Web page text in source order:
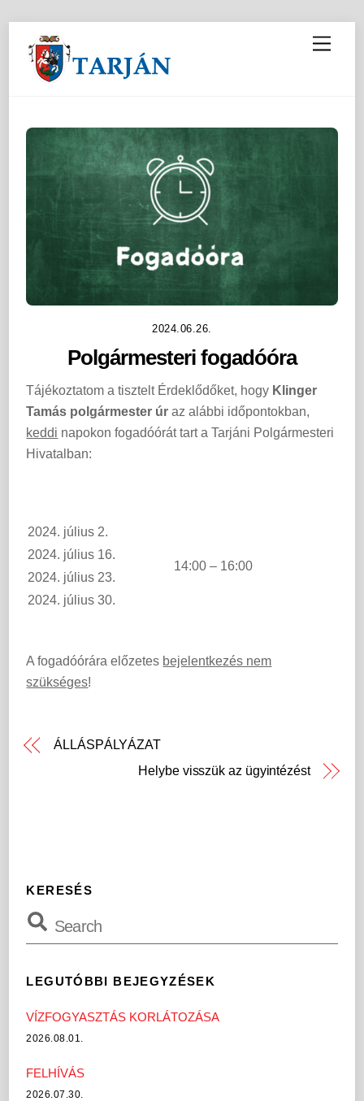
M
e
2024.06.26.
Polgármesteri fogadóóra
Tájékoztatom a tisztelt Érdeklődőket, hogy Klinger
Tamás polgármester úr az alábbi időpontokban,
keddi napokon fogadóórát tart a Tarjáni Polgármesteri
Hivatalban:
2024. július 2.
14:00 – 16:00
2024. július 16.
2024. július 23.
2024. július 30.
A fogadóórára előzetes bejelentkezés nem
szükséges!
ÁLLÁSPÁLYÁZAT
Helybe visszük az ügyintézést
KERESÉS
LEGUTÓBBI BEJEGYZÉSEK
VÍZFOGYASZTÁS KORLÁTOZÁSA
2026.08.01.
FELHÍVÁS
2026.07.30.